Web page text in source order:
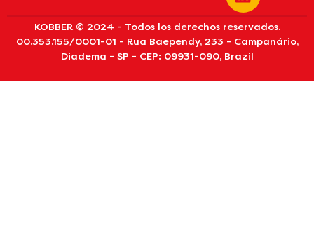
KOBBER © 2024 - Todos los derechos reservados.
00.353.155/0001-01 - Rua Baependy, 233 - Campanário,
Diadema - SP - CEP: 09931-090, Brazil